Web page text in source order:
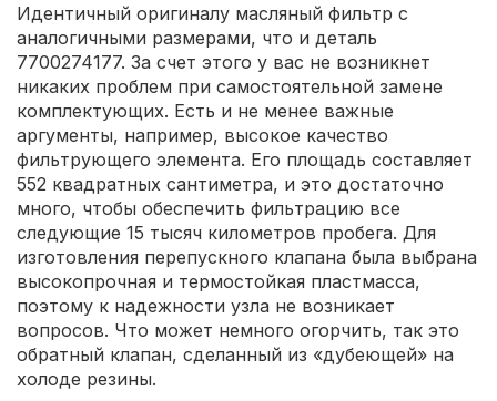
Идентичный оригиналу масляный фильтр с
аналогичными размерами, что и деталь
7700274177. За счет этого у вас не возникнет
никаких проблем при самостоятельной замене
комплектующих. Есть и не менее важные
аргументы, например, высокое качество
фильтрующего элемента. Его площадь составляет
552 квадратных сантиметра, и это достаточно
много, чтобы обеспечить фильтрацию все
следующие 15 тысяч километров пробега. Для
изготовления перепускного клапана была выбрана
высокопрочная и термостойкая пластмасса,
поэтому к надежности узла не возникает
вопросов. Что может немного огорчить, так это
обратный клапан, сделанный из «дубеющей» на
холоде резины.